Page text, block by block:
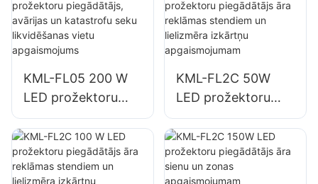
būvlaukumu
apgaismojumam
noliktavu
apgaismojumam
KML-FL05 200 W
LED prožektoru
piegādātājs,
avārijas un
katastrofu seku
likvidēšanas vietu
KML-FL2C 50W
LED prožektoru
piegādātājs āra
reklāmas stendiem
un lielizmēra
izkārtņu